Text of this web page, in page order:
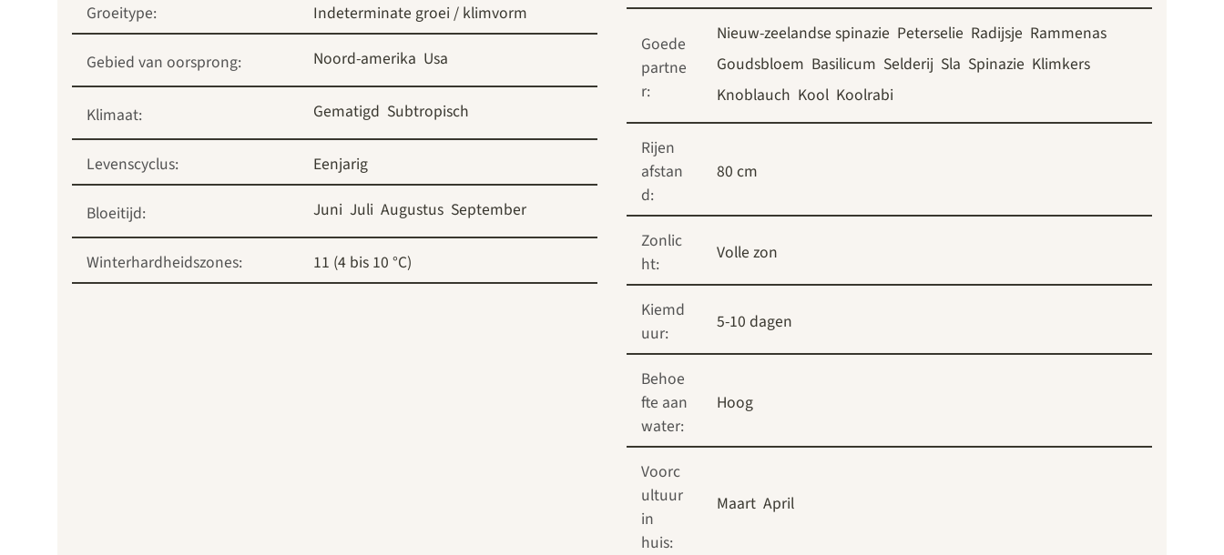
Groeitype: Indeterminate groei / klimvorm
Gebied van oorsprong: Noord-amerika Usa
Klimaat: Gematigd Subtropisch
Levenscyclus: Eenjarig
Bloeitijd: Juni Juli Augustus September
Winterhardheidszones: 11 (4 bis 10 °C)
Goede
partne
r:
Nieuw-zeelandse spinazie Peterselie Radijsje Rammenas
Goudsbloem Basilicum Selderij Sla Spinazie Klimkers
Knoblauch Kool Koolrabi
Rijen
afstan
d:
80 cm
Zonlic
ht:
Volle zon
Kiemd
uur:
5-10 dagen
Behoe
fte aan
water:
Hoog
Voorc
ultuur
in
huis:
Maart April